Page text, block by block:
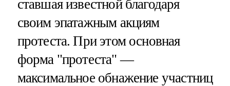
ставшая известной благодаря
своим эпатажным акциям
протеста. При этом основная
форма "протеста" —
максимальное обнажение участниц